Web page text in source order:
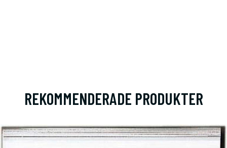
REKOMMENDERADE PRODUKTER